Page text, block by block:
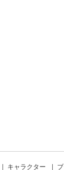
キャラクター